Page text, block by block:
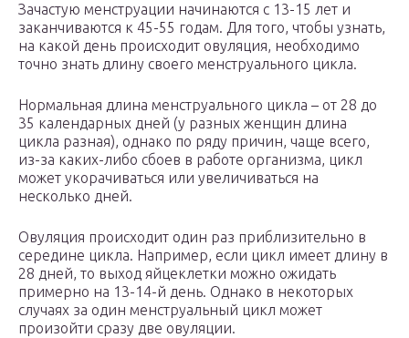
Зачастую менструации начинаются с 13-15 лет и
заканчиваются к 45-55 годам. Для того, чтобы узнать,
на какой день происходит овуляция, необходимо
точно знать длину своего менструального цикла.
Нормальная длина менструального цикла – от 28 до
35 календарных дней (у разных женщин длина
цикла разная), однако по ряду причин, чаще всего,
из-за каких-либо сбоев в работе организма, цикл
может укорачиваться или увеличиваться на
несколько дней.
Овуляция происходит один раз приблизительно в
середине цикла. Например, если цикл имеет длину в
28 дней, то выход яйцеклетки можно ожидать
примерно на 13-14-й день. Однако в некоторых
случаях за один менструальный цикл может
произойти сразу две овуляции.